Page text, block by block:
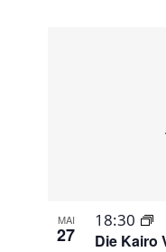
MAI
27 Die Kairo
18:30